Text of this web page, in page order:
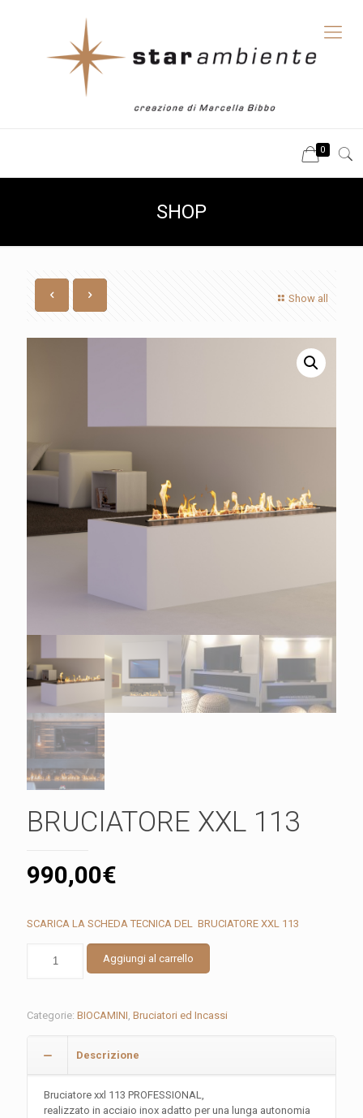
0
SHOP
Show all
BRUCIATORE XXL 113
990,00€
SCARICA LA SCHEDA TECNICA DEL BRUCIATORE XXL 113
Aggiungi al carrello
Categorie: BIOCAMINI, Bruciatori ed Incassi
Descrizione
Bruciatore xxl 113 PROFESSIONAL,
realizzato in acciaio inox adatto per una lunga autonomia